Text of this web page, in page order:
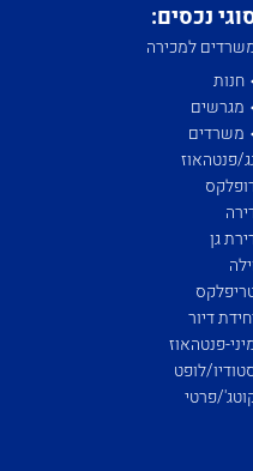
נכסים:
למכירה
חנות
מגרשים
משרדים
פנטהאוז
גן
דיור
פנטהאוז
לופט
פרטי